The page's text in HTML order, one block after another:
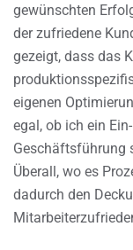
gewünschten
der zufriedene
gezeigt, dass das
eigenen
egal, ob ich ein
Geschäftsführung
Überall, wo es
dadurch den